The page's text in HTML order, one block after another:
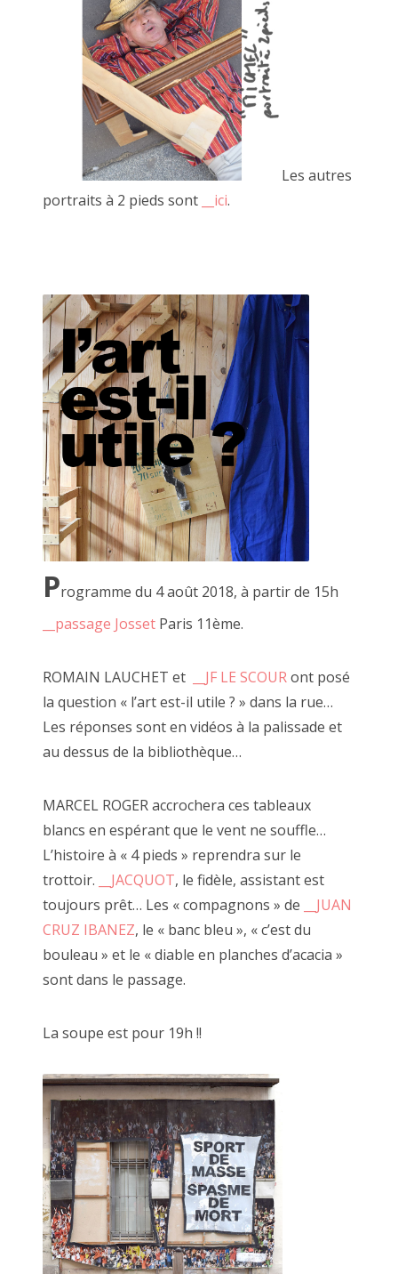
Les autres
portraits à 2 pieds sont
__ici.
Programme du 4 août 2018, à partir de 15h
__passage Josset Paris 11ème.
ROMAIN LAUCHET et __JF LE SCOURont posé
la question « l’art est-il utile ? » dans la rue…
Les réponses sont en vidéos à la palissade et
au dessus de la bibliothèque…
MARCEL ROGER accrochera ces tableaux
blancs en espérant que le vent ne souffle…
L’histoire à « 4 pieds » reprendra sur le
trottoir.
__JACQUOT, le fidèle, assistant est
toujours prêt… Les « compagnons » de
__JUAN
CRUZ IBANEZ, le « banc bleu », « c’est du
bouleau » et le « diable en planches d’acacia »
sont dans le passage.
La soupe est pour 19h !!
Mural libre juin 2020
"Caméra Carton", décembre 2020
fertile et aux outils mis à disposition par JF à
Toutes ces "faires" et clowneries n'auraient
je ne sais pas quel chemin j'aurais emprunté
création n'avait pas été ravivée par ce lieu et
Ces OU PAS, ces FAIRE DEHORS et dedans,
JF merci, merci, merci.
C'est en ce sens que nous pouvons dire que
d'utilité publique, social et créatif.
Une question se pose et continue de me
Que serait le passage Josset sans à côté ?
Que serait à côté sans JF Le Scour ?
Que serait-il sans nous, curieux faiseurs ?
Que serions nous sans vous curieux
Qui êtes vous sans le je(u) de la création ?